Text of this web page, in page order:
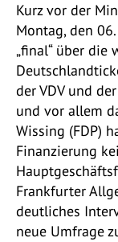
Kurz vor der
Montag, den
„final“ über die
der VDV und
und vor allem
Wissing (FDP)
Finanzierung
Frankfurter
deutliches
neue Umfrage